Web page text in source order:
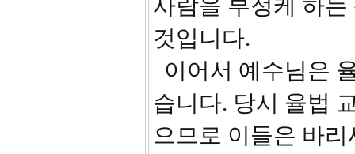
사람을 부정케 하
것입니다.
이어서 예수님은
습니다. 당시 율법
으므로 이들은 바